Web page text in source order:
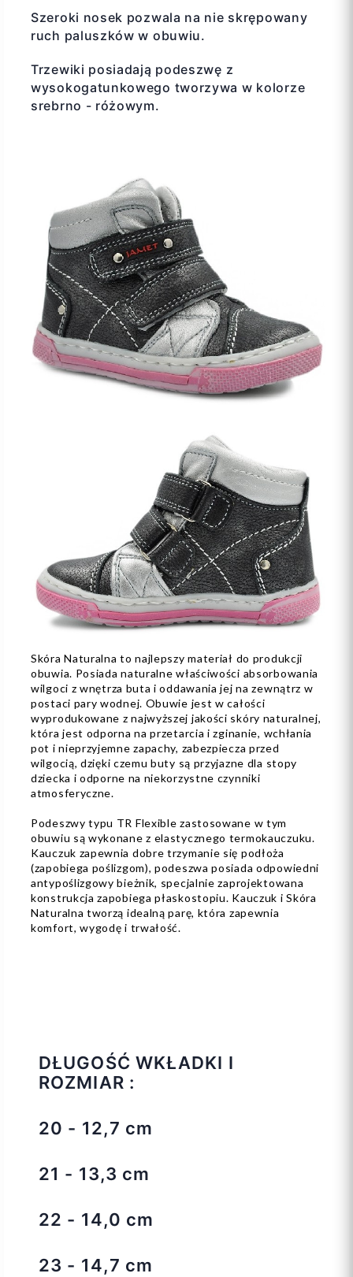
Szeroki nosek pozwala na nie skrępowany
ruch paluszków w obuwiu.
Trzewiki posiadają podeszwę z
wysokogatunkowego tworzywa w kolorze
srebrno - różowym.
Skóra Naturalna to najlepszy materiał do produkcji
obuwia. Posiada naturalne właściwości absorbowania
wilgoci z wnętrza buta i oddawania jej na zewnątrz w
postaci pary wodnej. Obuwie jest w całości
wyprodukowane z najwyższej jakości skóry naturalnej,
która jest odporna na przetarcia i zginanie, wchłania
pot i nieprzyjemne zapachy, zabezpiecza przed
wilgocią, dzięki czemu buty są przyjazne dla stopy
dziecka i odporne na niekorzystne czynniki
atmosferyczne.
Podeszwy typu TR Flexible zastosowane w tym
obuwiu są wykonane z elastycznego termokauczuku.
Kauczuk zapewnia dobre trzymanie się podłoża
(zapobiega poślizgom), podeszwa posiada odpowiedni
antypoślizgowy bieżnik, specjalnie zaprojektowana
konstrukcja zapobiega płaskostopiu. Kauczuk i Skóra
Naturalna tworzą idealną parę, która zapewnia
komfort, wygodę i trwałość.
DŁUGOŚĆ WKŁADKI I
ROZMIAR :
20 - 12,7 cm
21 - 13,3 cm
22 - 14,0 cm
23 - 14,7 cm